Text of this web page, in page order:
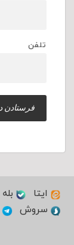
تلفن
ایتا بله
سروش